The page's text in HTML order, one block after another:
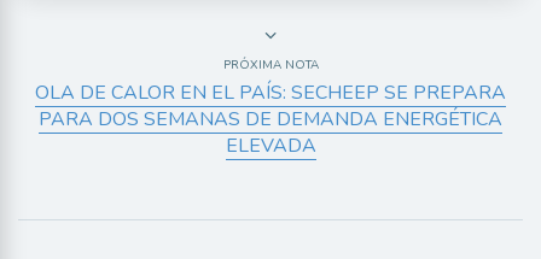
PRÓXIMA NOTA
OLA DE CALOR EN EL PAÍS: SECHEEP SE PREPARA
PARA DOS SEMANAS DE DEMANDA ENERGÉTICA
ELEVADA